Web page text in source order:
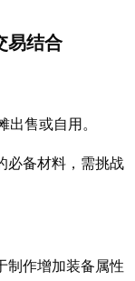
易结合
出售或自用。
必备材料，需挑战
制作增加装备属性